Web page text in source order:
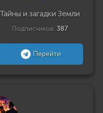
Тайны и загадки Земли
Подписчиков: 387
Перейти